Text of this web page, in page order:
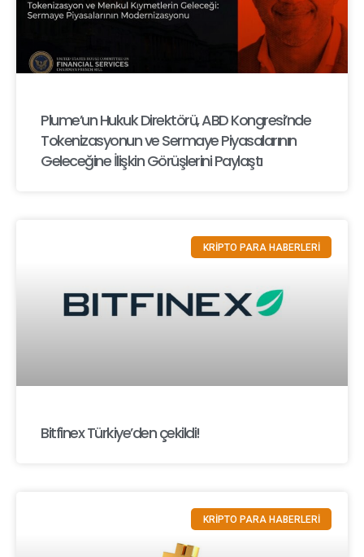
Plume’un Hukuk Direktörü, ABD Kongresi’nde
Tokenizasyonun ve Sermaye Piyasalarının
Geleceğine İlişkin Görüşlerini Paylaştı
KRİPTO PARA HABERLERİ
Bitfinex Türkiye’den çekildi!
KRİPTO PARA HABERLERİ